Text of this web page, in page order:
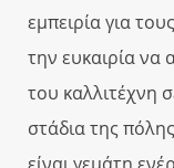
εμπειρία για
την ευκαιρία να
του καλλιτέχνη
στάδια της